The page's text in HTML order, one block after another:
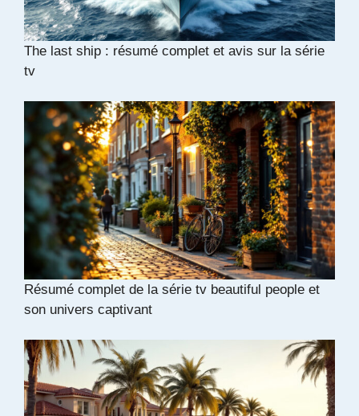
The last ship : résumé complet et avis sur la série
tv
Résumé complet de la série tv beautiful people et
son univers captivant